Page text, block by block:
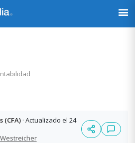
(CFA)· Actualizado el 24